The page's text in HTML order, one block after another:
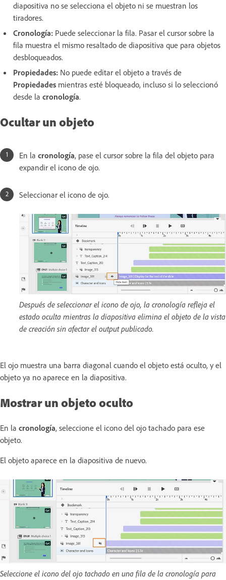
diapositiva no se selecciona el objeto ni se muestran los
tiradores.
Cronología: Puede seleccionar la fila. Pasar el cursor sobre la
fila muestra el mismo resaltado de diapositiva que para objetos
desbloqueados.
Propiedades: No puede editar el objeto a través de
Propiedades mientras esté bloqueado, incluso si lo seleccionó
desde la cronología.
Ocultar un objeto
En la cronología, pase el cursor sobre la fila del objeto para
expandir el icono de ojo.
Seleccionar el icono de ojo.
Después de seleccionar el icono de ojo, la cronología refleja el
estado oculta mientras la diapositiva elimina el objeto de la vista
de creación sin afectar el output publicado.
El ojo muestra una barra diagonal cuando el objeto está oculto, y el
objeto ya no aparece en la diapositiva.
Mostrar un objeto oculto
En la cronología, seleccione el icono del ojo tachado para ese
objeto.
El objeto aparece en la diapositiva de nuevo.
Seleccione el icono del ojo tachado en una fila de la cronología para